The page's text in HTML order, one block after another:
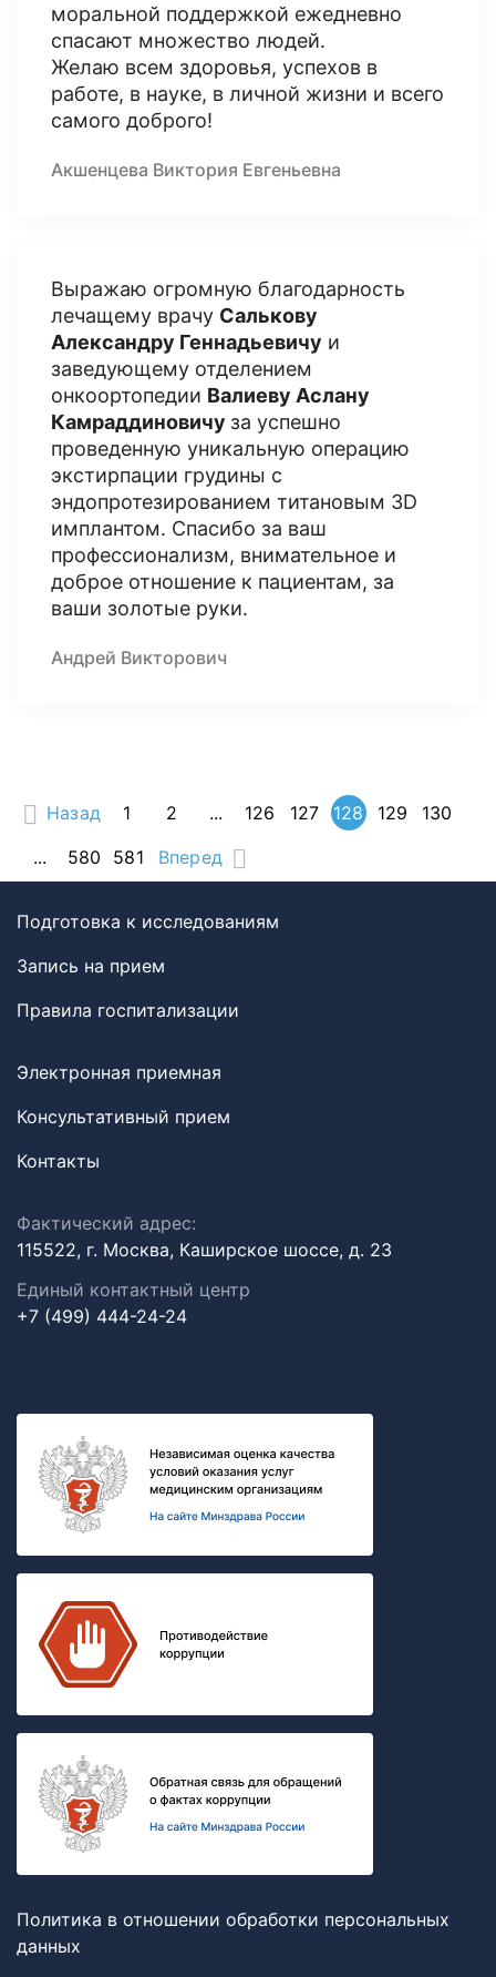
моральной поддержкой ежедневно
спасают множество людей.
Желаю всем здоровья, успехов в
работе, в науке, в личной жизни и всего
самого доброго!
Акшенцева Виктория Евгеньевна
Выражаю огромную благодарность
лечащему врачу Салькову
Александру Геннадьевичу и
заведующему отделением
онкоортопедии Валиеву Аслану
Камраддиновичу за успешно
проведенную уникальную операцию
экстирпации грудины с
эндопротезированием титановым 3D
имплантом. Спасибо за ваш
профессионализм, внимательное и
доброе отношение к пациентам, за
ваши золотые руки.
Андрей Викторович
Назад 1 2 ... 126 127 128 129
130
...
580 581 Вперед
Подготовка к исследованиям
Запись на прием
Правила госпитализации
Электронная приемная
Консультативный прием
Контакты
Фактический адрес:
115522, г. Москва, Каширское шоссе, д. 23
Единый контактный центр
+7 (499) 444-24-24
Политика в отношении обработки персональных
данных